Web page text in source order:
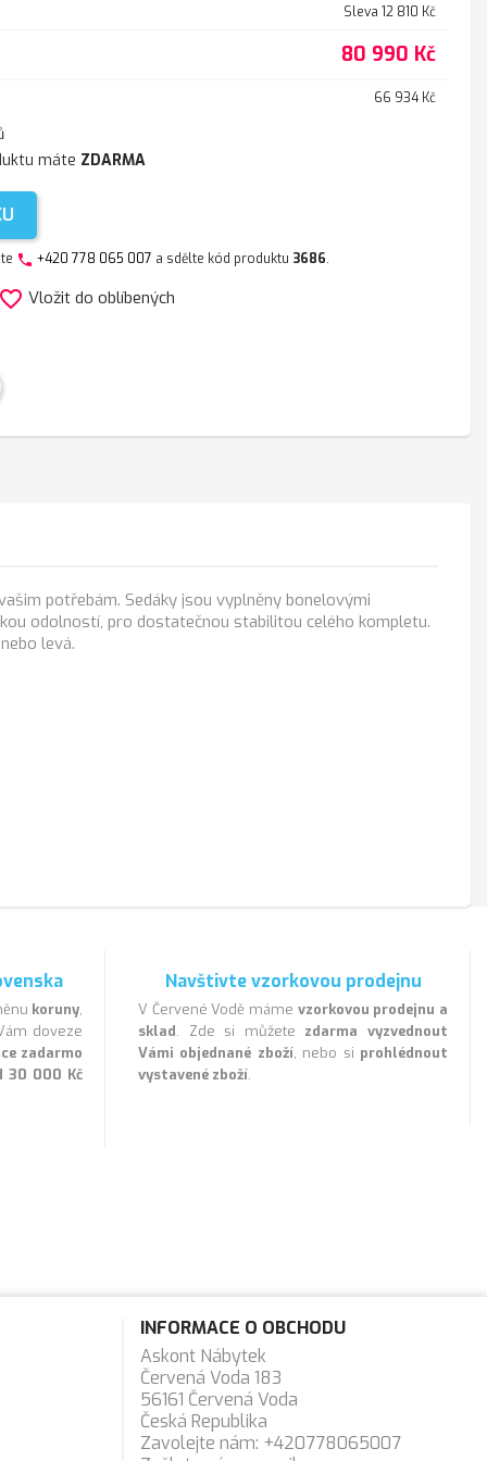
Sleva 12 810 Kč
80 990 Kč
66 934 Kč
máte ZDARMA
phone +420 778 065 007 a sdělte kód produktu 3686.
favorite_border Vložit do oblíbených
potřebám. Sedáky jsou vyplněny bonelovými
odolností, pro dostatečnou stabilitou celého kompletu.
levá.
koruny,
doveze
zadarmo
30 000 Kč
Navštivte vzorkovou prodejnu
V Červené Vodě máme vzorkovou prodejnu a
sklad. Zde si můžete zdarma vyzvednout
Vámi objednané zboží, nebo si prohlédnout
vystavené zboží.
INFORMACE O OBCHODU
Askont Nábytek
Červená Voda 183
56161 Červená Voda
Česká Republika
Zavolejte nám: +420778065007